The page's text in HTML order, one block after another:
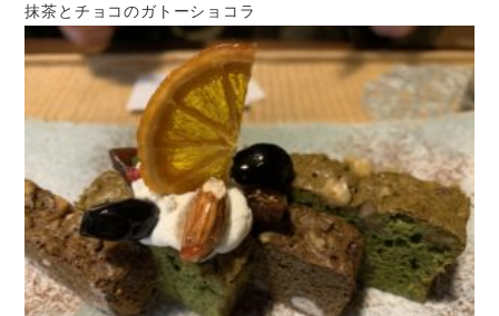
抹茶とチョコのガトーショコラ